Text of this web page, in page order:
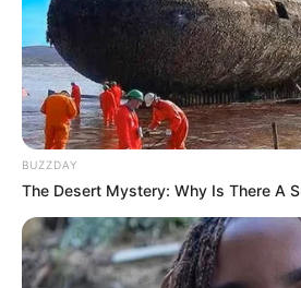
BUZZDAY
The Desert Mystery: Why Is There A